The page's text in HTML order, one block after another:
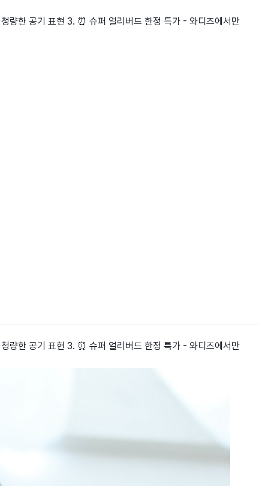
량한 공기 표현 3. ⏰ 슈퍼 얼리버드 한정 특가 - 와디즈에서만
량한 공기 표현 3. ⏰ 슈퍼 얼리버드 한정 특가 - 와디즈에서만